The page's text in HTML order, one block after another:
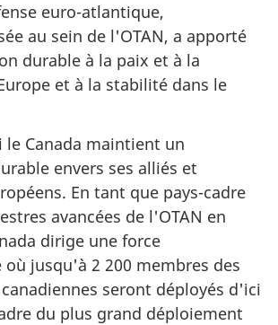
euro-atlantique,
au sein de l'OTAN, a apporté
durable à la paix et à la
et à la stabilité dans le
Canada maintient un
envers ses alliés et
En tant que pays-cadre
avancées de l'OTAN en
dirige une force
où jusqu'à 2 200 membres des
seront déployés d'ici
du plus grand déploiement